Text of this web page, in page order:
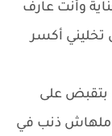
وأنت عارف
تخليني أكسر
بتقبض على
ملهاش ذنب في